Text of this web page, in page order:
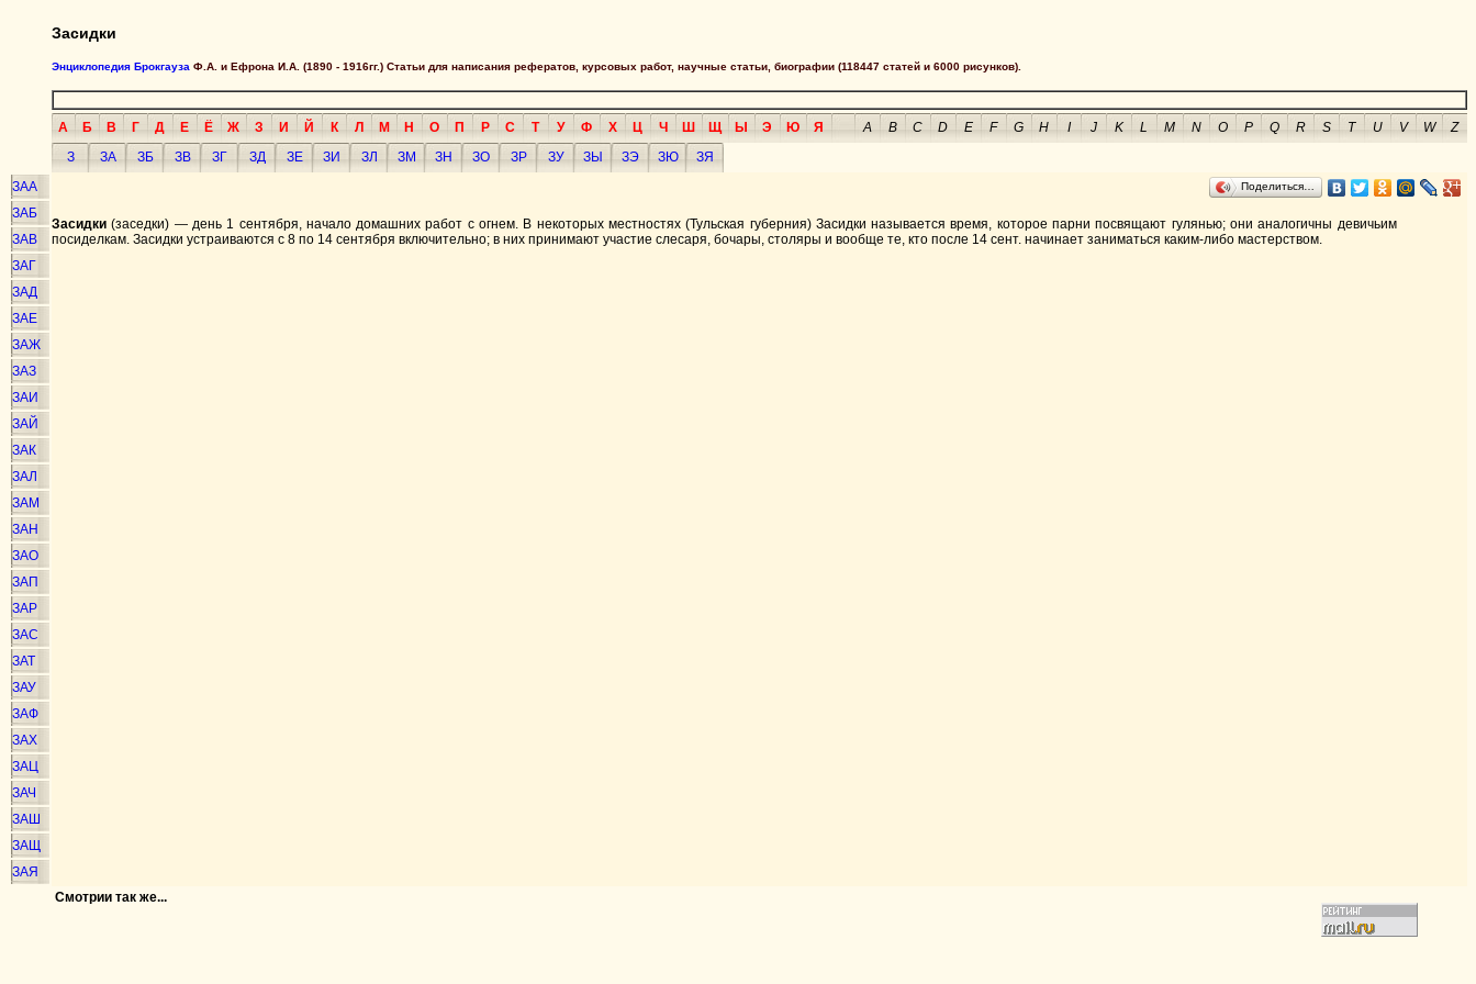
Засидки
Энциклопедия Брокгауза Ф.А. и Ефрона И.А. (1890 - 1916гг.) Статьи для написания рефератов, курсовых работ, научные статьи, биографии (118447 статей и 6000 рисунков).
А Б В Г Д Е Ё Ж З И Й К Л М Н О П Р С Т У Ф Х Ц Ч Ш Щ Ы Э Ю Я A B C D E F G H I J K L M N O P Q R S T U V W
Z
З
ЗА ЗБ ЗВ ЗГ ЗД ЗЕ ЗИ ЗЛ ЗМ ЗН ЗО ЗР ЗУ ЗЫ ЗЭ ЗЮ
ЗЯ
ЗАА
ЗАБ
ЗАВ
ЗАГ
ЗАД
ЗАЕ
ЗАЖ
ЗАЗ
ЗАИ
ЗАЙ
ЗАК
ЗАЛ
ЗАМ
ЗАН
ЗАО
ЗАП
ЗАР
ЗАС
ЗАТ
ЗАУ
ЗАФ
ЗАХ
ЗАЦ
ЗАЧ
ЗАШ
ЗАЩ
ЗАЯ
Поделиться…
Засидки (заседки) — день 1 сентября, начало домашних работ с огнем. В некоторых местностях (Тульская губерния) Засидки называется время, которое парни посвящают гулянью; они аналогичны девичьим
посиделкам. Засидки устраиваются с 8 по 14 сентября включительно; в них принимают участие слесаря, бочары, столяры и вообще те, кто после 14 сент. начинает заниматься каким-либо мастерством.
Смотрии так же...